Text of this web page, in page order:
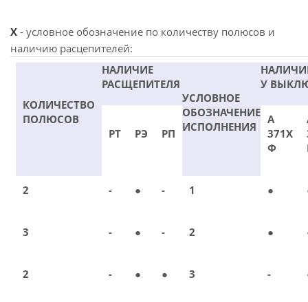
X - условное обозначение по количеству полюсов и
наличию расцепителей:
КОЛИЧЕСТВО
ПОЛЮСОВ
НАЛИЧИЕ
РАСЩЕПИТЕЛЯ
УСЛОВНОЕ
ОБОЗНАЧЕНИЕ
ИСПОЛНЕНИЯ
У
РТ РЭ РП
А
371Х
Ф
2 - ● - 1 ●
3 - ● - 2 ●
2 - ● ● 3 -